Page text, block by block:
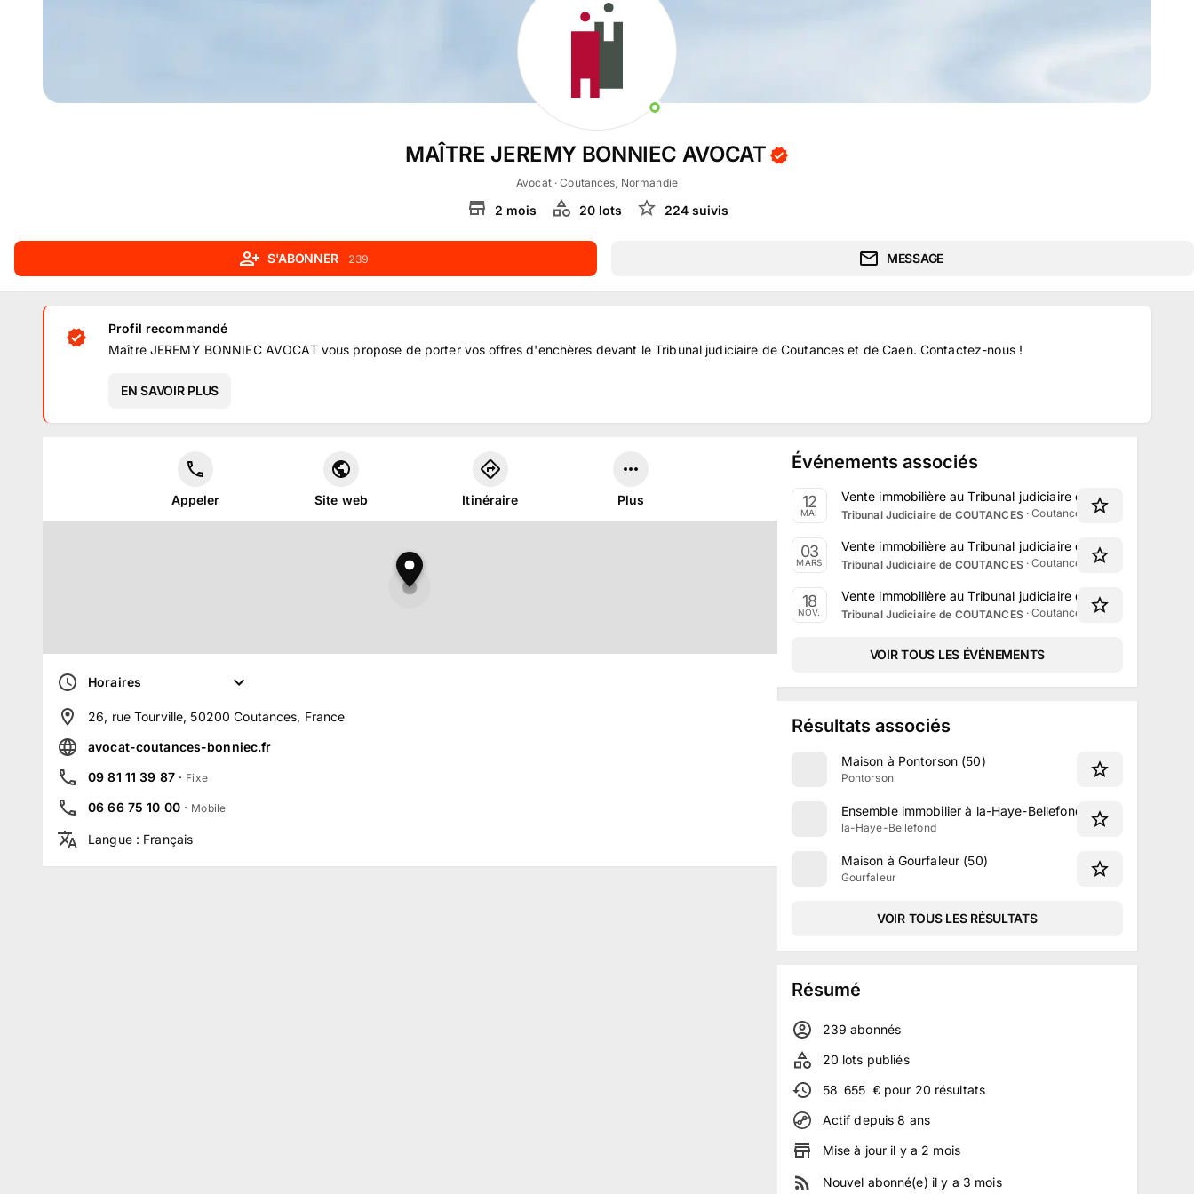
MAÎTRE JEREMY BONNIEC AVOCAT
Avocat· Coutances, Normandie
2 mois 20lots 224suivis
S'ABONNER 239 MESSAGE
Profil recommandé
Maître JEREMY BONNIEC AVOCAT vous propose de porter vos offres d'enchères devant le Tribunal judiciaire de Coutances et de Caen. Contactez-nous !
EN SAVOIR PLUS
Appeler Site web Itinéraire Plus
Horaires
26, rue Tourville, 50200 Coutances, France
avocat-coutances-bonniec.fr
09 81 11 39 87 · Fixe
06 66 75 10 00 · Mobile
Langue: Français
Événements associés
12
MAI
Vente immobilière au Tribunal judiciaire de Coutances le
Tribunal Judiciaire de COUTANCES·Coutances, Normandie
03
MARS
Vente immobilière au Tribunal judiciaire de Coutances le 3
Tribunal Judiciaire de COUTANCES·Coutances, Normandie
18
NOV.
Vente immobilière au Tribunal judiciaire de Coutances le
Tribunal Judiciaire de COUTANCES·Coutances, Normandie
VOIR TOUS LES ÉVÉNEMENTS
Résultats associés
Maison à Pontorson (50)
Pontorson
Ensemble immobilier à la-Haye-Bellefond (50)
la-Haye-Bellefond
Maison à Gourfaleur (50)
Gourfaleur
VOIR TOUS LES RÉSULTATS
Résumé
239 abonnés
20 lots publiés
58 655 €pour 20 résultats
Actif depuis8 ans
Mise à jour il y a 2 mois
Nouvel abonné(e) il y a 3 mois